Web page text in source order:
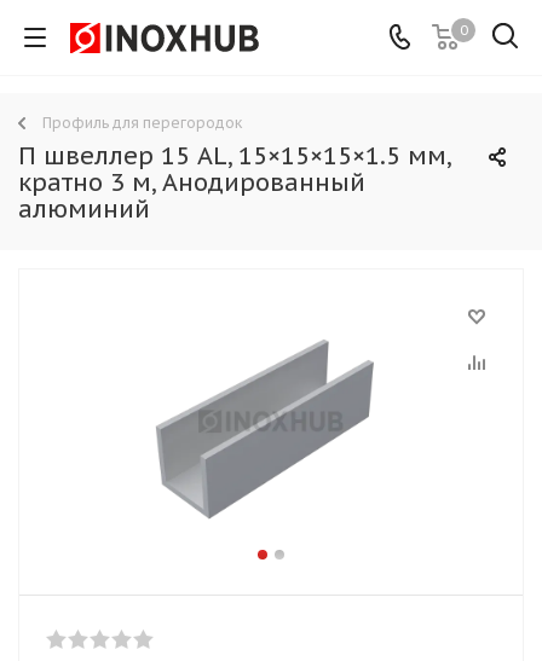
0
Профиль для перегородок
П швеллер 15 AL, 15×15×15×1.5 мм,
кратно 3 м, Анодированный
алюминий